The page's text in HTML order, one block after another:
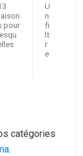
pour
U
n
fi
lt
r
e
catégories
.